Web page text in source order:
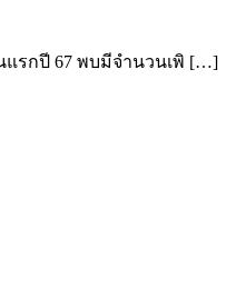
แรกปี 67 พบมีจำนวนเพิ […]